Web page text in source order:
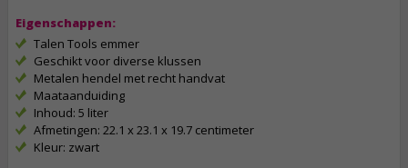
Eigenschappen:
Talen Tools emmer
Geschikt voor diverse klussen
Metalen hendel met recht handvat
Maataanduiding
Inhoud: 5 liter
Afmetingen: 22.1 x 23.1 x 19.7 centimeter
Kleur: zwart